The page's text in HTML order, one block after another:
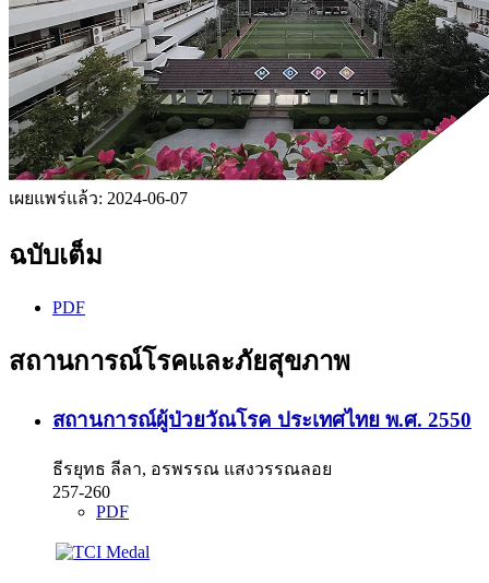
เผยแพร่แล้ว: 2024-06-07
ฉบับเต็ม
PDF
สถานการณ์โรคและภัยสุขภาพ
สถานการณ์ผู้ป่วยวัณโรค ประเทศไทย พ.ศ. 2550
ธีรยุทธ ลีลา, อรพรรณ แสงวรรณลอย
257-260
PDF